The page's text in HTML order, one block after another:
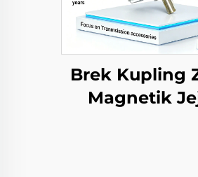
Brek Kupling
Magnetik